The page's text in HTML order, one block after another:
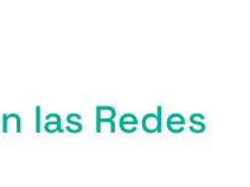
las Redes